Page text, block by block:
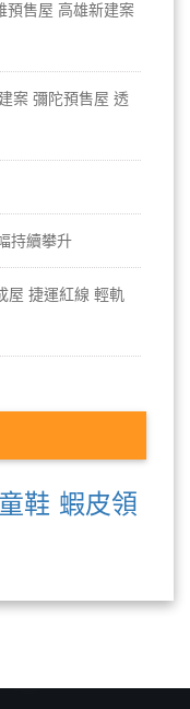
預售屋 高雄新建案
案 彌陀預售屋 透
持續攀升
屋 捷運紅線 輕軌
鞋 蝦皮領